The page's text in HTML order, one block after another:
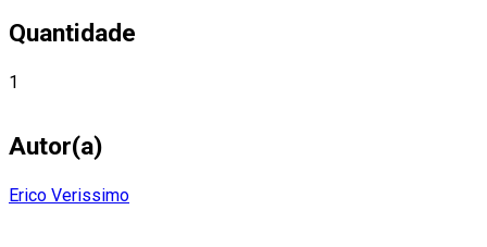
Quantidade
1
Autor(a)
Erico Verissimo